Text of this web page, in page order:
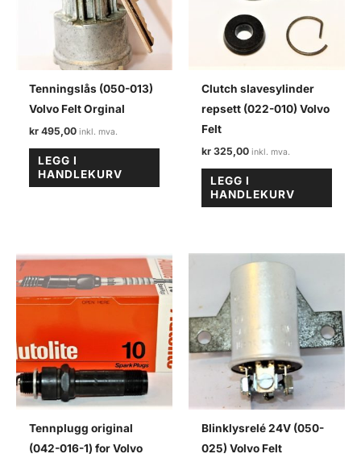
Tenningslås (050-013)
Volvo Felt Orginal
kr 495,00
LEGG I
HANDLEKURV
Clutch slavesylinder
repsett (022-010) Volvo
Felt
kr 325,00
LEGG I
HANDLEKURV
Tennplugg original
(042-016-1) for Volvo
Blinklysrelé 24V (050-
025) Volvo Felt